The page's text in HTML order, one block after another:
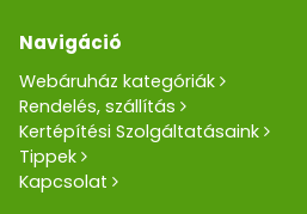
Navigáció
Webáruház kategóriák
Rendelés, szállítás
Kertépítési Szolgáltatásaink
Tippek
Kapcsolat